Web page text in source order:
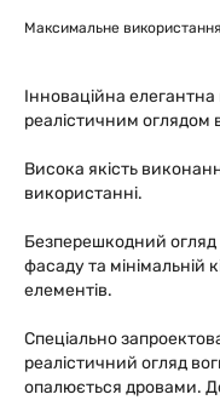
Максимальне використання
Інноваційна
реалістичним оглядом
Висока якість
використанні.
Безперешкодний
фасаду та мінімальній
елементів.
Спеціально
реалістичний огляд
опалюється дровами.